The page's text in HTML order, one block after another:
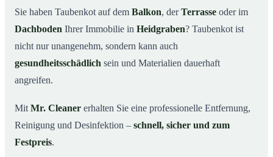
Taubenkot entfernen in Heidgraben & Umgebung
05Jetzt Angebot für die Taubenkot-Entfernung in
Sie haben Taubenkot auf dem Balkon, derTerrasse oder im
Dachboden Ihrer Immobilie in Heidgraben? Taubenkot ist
nicht nur unangenehm, sondern kann auch
gesundheitsschädlich sein und Materialien dauerhaft
angreifen.
Mit Mr. Cleaner erhalten Sie eine professionelle Entfernung,
Reinigung und Desinfektion – schnell, sicher und zum
Festpreis.